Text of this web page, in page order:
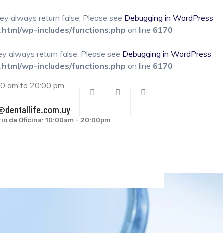
always return false. Please see Debugging in WordPress
wp-includes/functions.php on line 6170
always return false. Please see Debugging in WordPress
wp-includes/functions.php on line 6170
am to 20:00 pm
de Oficina: 10:00am - 20:00pm